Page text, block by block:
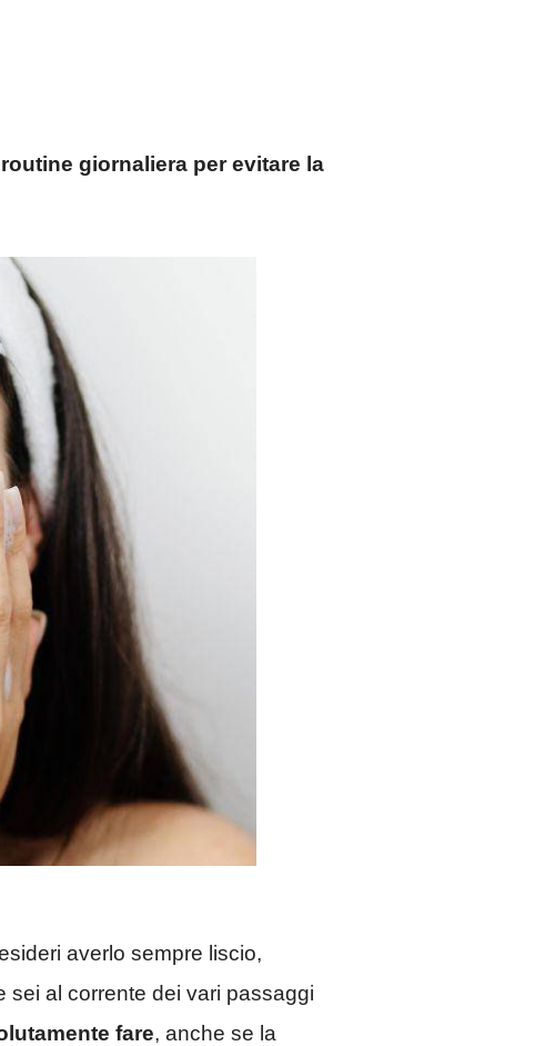
routine giornaliera per evitare la
averlo sempre liscio,
sei al corrente dei vari passaggi
fare, anche se la